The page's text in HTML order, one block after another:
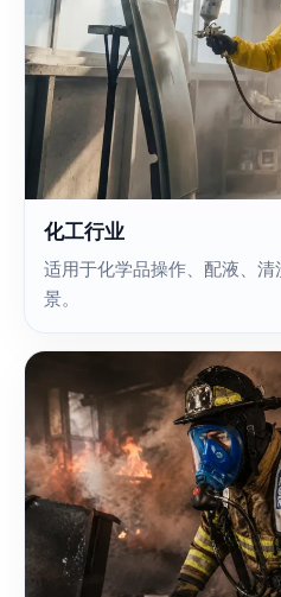
化工行业
适用于化学品操作、配液、
景。